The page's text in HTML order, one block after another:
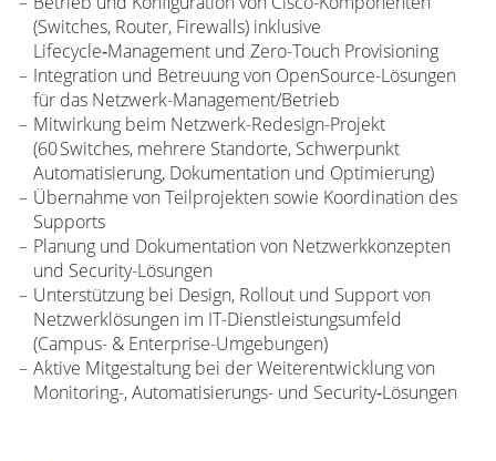
(Switches, Router, Firewalls) inklusive
Lifecycle‑Management und Zero-Touch Provisioning
Integration und Betreuung von OpenSource-Lösungen
für das Netzwerk-Management/Betrieb
Mitwirkung beim Netzwerk-Redesign-Projekt
(60 Switches, mehrere Standorte, Schwerpunkt
Automatisierung, Dokumentation und Optimierung)
Übernahme von Teilprojekten sowie Koordination des
Supports
Planung und Dokumentation von Netzwerkkonzepten
und Security-Lösungen
Unterstützung bei Design, Rollout und Support von
Netzwerklösungen im IT-Dienstleistungsumfeld
(Campus- & Enterprise-Umgebungen)
Aktive Mitgestaltung bei der Weiterentwicklung von
Monitoring-, Automatisierungs- und Security‑Lösungen